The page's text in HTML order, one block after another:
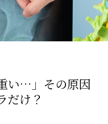
い…」その原因
だけ？